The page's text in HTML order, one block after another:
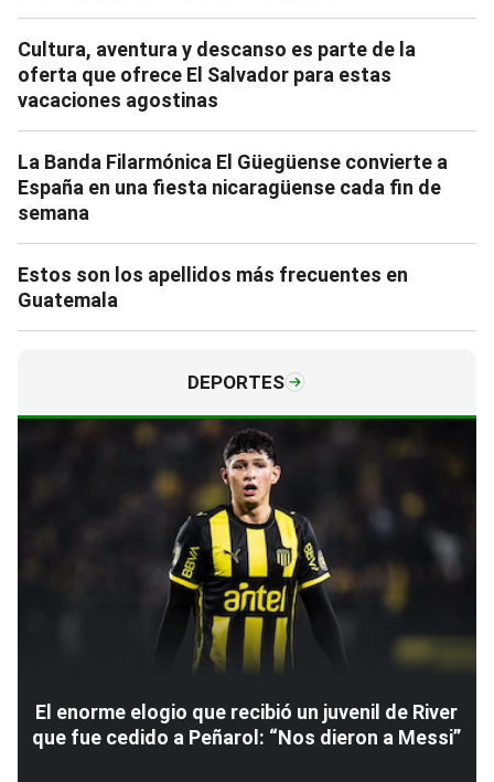
Cultura, aventura y descanso es parte de la
oferta que ofrece El Salvador para estas
vacaciones agostinas
La Banda Filarmónica El Güegüense convierte a
España en una fiesta nicaragüense cada fin de
semana
Estos son los apellidos más frecuentes en
Guatemala
DEPORTES
El enorme elogio que recibió un juvenil de River
que fue cedido a Peñarol: “Nos dieron a Messi”